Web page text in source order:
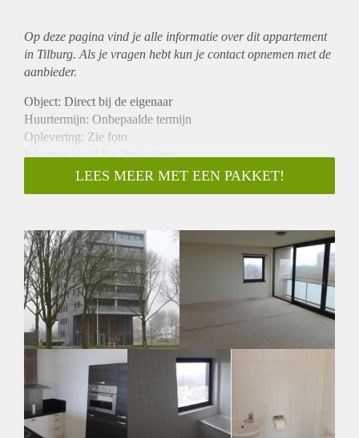
Op deze pagina vind je alle informatie over ditappartement
in Tilburg. Als je vragen hebt kun je contact opnemen met de
aanbieder.
Object: Direct bij de eigenaar
Huurtermijn: Onbepaalde termijn
Oplevering: Zie foto
Inkomen eis: 2,9 x Bruto huur
Garantiestelling mogelijk: Ja
Borg: 1 Maand
Huisdieren toegestaan: Afhankelijk van de Eigenaar
Huurtoeslag grens: Nee
Geschikt voor studenten: Afhankelijk van de Eigenaar
LEES MEER MET EEN PAKKET!